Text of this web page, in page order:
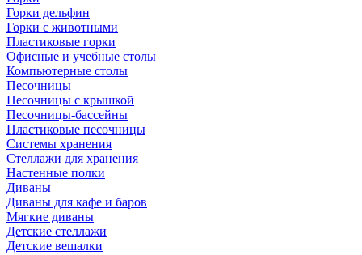
Горки дельфин
Горки с животными
Пластиковые горки
Офисные и учебные столы
Компьютерные столы
Песочницы
Песочницы с крышкой
Песочницы-бассейны
Пластиковые песочницы
Системы хранения
Стеллажи для хранения
Настенные полки
Диваны
Диваны для кафе и баров
Мягкие диваны
Детские стеллажи
Детские вешалки